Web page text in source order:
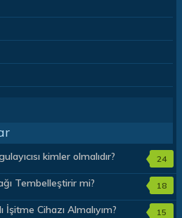
kimler olmalıdır? 24
Tembelleştirir mi? 18
Cihazı Almalıyım? 15